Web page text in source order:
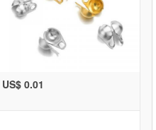
US$ 0.01